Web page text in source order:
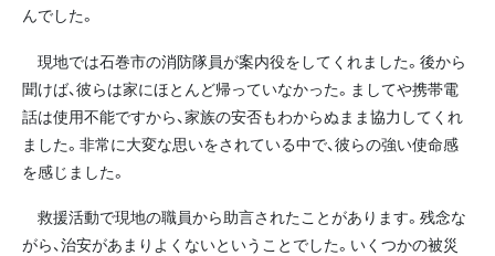
んでした。
現地では石巻市の消防隊員が案内役をしてくれました。後から
聞けば、彼らは家にほとんど帰っていなかった。ましてや携帯電
話は使用不能ですから、家族の安否もわからぬまま協力してくれ
ました。非常に大変な思いをされている中で、彼らの強い使命感
を感じました。
救援活動で現地の職員から助言されたことがあります。残念な
がら、治安があまりよくないということでした。いくつかの被災